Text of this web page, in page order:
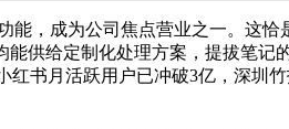
，成为公司焦点营业之一。这恰
供给定制化处理方案，提拔笔记
书月活跃用户已冲破3亿，深圳